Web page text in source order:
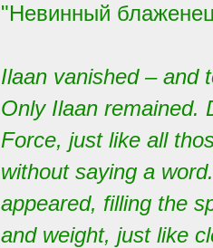
"Невинный
Ilaan vanished – and
Only Ilaan remained.
Force, just like all
without saying a
appeared, filling the
and weight, just like